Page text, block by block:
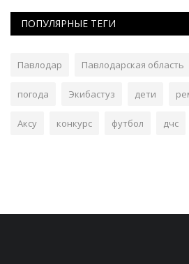
ПОПУЛЯРНЫЕ ТЕГИ
Павлодар Павлодарская область
погода Экибастуз дети
Аксу конкурс футбол дчс